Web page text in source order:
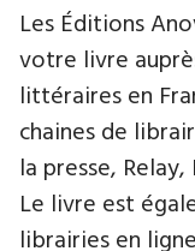
Les Éditions
votre livre
littéraires en
chaines de
la presse,
Le livre est
librairies en